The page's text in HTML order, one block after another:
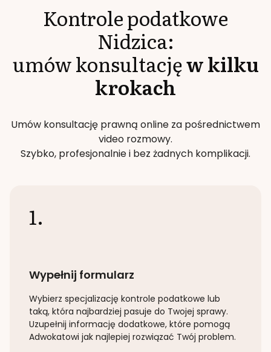
Kontrole podatkowe
Nidzica:
umów konsultacjęw kilku
krokach
Umów konsultację prawną online za pośrednictwem
video rozmowy.
Szybko, profesjonalnie i bez żadnych komplikacji.
1.
Wypełnij formularz
Wybierz specjalizację kontrole podatkowe lub
taką, która najbardziej pasuje do Twojej sprawy.
Uzupełnij informację dodatkowe, które pomogą
Adwokatowi jak najlepiej rozwiązać Twój problem.